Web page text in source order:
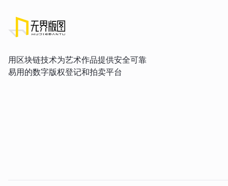
用区块链技术为艺术作品提供安全可靠
易用的数字版权登记和拍卖平台